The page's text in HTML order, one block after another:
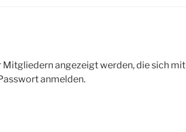
Mitgliedern angezeigt werden, die sich mit
anmelden.